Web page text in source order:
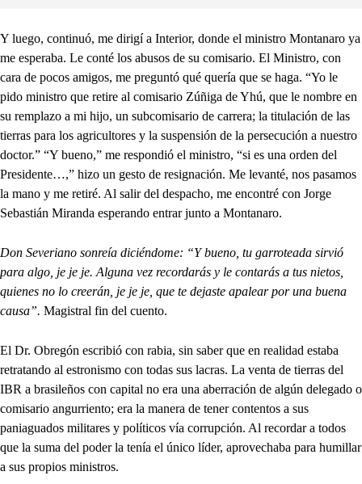
Y luego, continuó, me dirigí a Interior, donde el ministro Montanaro ya
me esperaba. Le conté los abusos de su comisario. El Ministro, con
cara de pocos amigos, me preguntó qué quería que se haga. “Yo le
pido ministro que retire al comisario Zúñiga de Yhú, que le nombre en
su remplazo a mi hijo, un subcomisario de carrera; la titulación de las
tierras para los agricultores y la suspensión de la persecución a nuestro
doctor.” “Y bueno,” me respondió el ministro, “si es una orden del
Presidente…,” hizo un gesto de resignación. Me levanté, nos pasamos
la mano y me retiré. Al salir del despacho, me encontré con Jorge
Sebastián Miranda esperando entrar junto a Montanaro.
Don Severiano sonreía diciéndome: “Y bueno, tu garroteada sirvió
para algo, je je je. Alguna vez recordarás y le contarás a tus nietos,
quienes no lo creerán, je je je, que te dejaste apalear por una buena
causa”. Magistral fin del cuento.
El Dr. Obregón escribió con rabia, sin saber que en realidad estaba
retratando al estronismo con todas sus lacras. La venta de tierras del
IBR a brasileños con capital no era una aberración de algún delegado o
comisario angurriento; era la manera de tener contentos a sus
paniaguados militares y políticos vía corrupción. Al recordar a todos
que la suma del poder la tenía el único líder, aprovechaba para humillar
a sus propios ministros.